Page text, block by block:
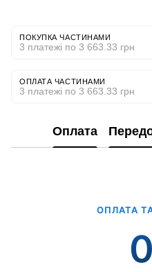
ПОКУПКА ЧАСТИНАМИ
3 платежі по 3 663.33 грн
ОПЛАТА ЧАСТИНАМИ
3 платежі по 3 663.33 грн
Оплата
ОПЛАТА